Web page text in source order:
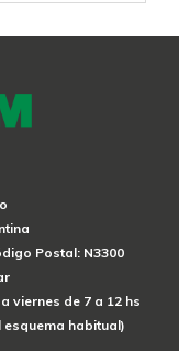
Postal: N3300
viernes de 7 a 12 hs
habitual)